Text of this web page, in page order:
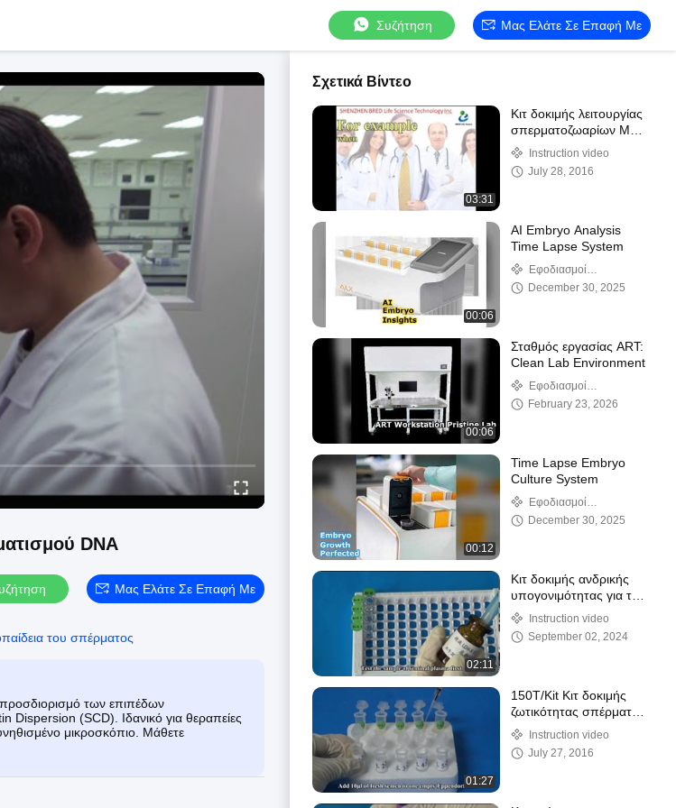
Συζήτηση Μας Ελάτε Σε Επαφή Με
DNA
Μας Ελάτε Σε Επαφή Με
του σπέρματος
των επιπέδων
(SCD). Ιδανικό για θεραπείες
μικροσκόπιο. Μάθετε
Σχετικά Βίντεο
03:31
Κιτ δοκιμής λειτουργίας
σπερματοζωαρίων MAR
Coating Antibody
Instruction video
July 28, 2016
00:06
AI Embryo Analysis
Time Lapse System
Εφοδιασμοί
Εργαστηρίου ΓΓΔ
December 30, 2025
00:06
Σταθμός εργασίας ART:
Clean Lab Environment
Εφοδιασμοί
Εργαστηρίου ΓΓΔ
February 23, 2026
00:12
Time Lapse Embryo
Culture System
Εφοδιασμοί
Εργαστηρίου ΓΓΔ
December 30, 2025
02:11
Κιτ δοκιμής ανδρικής
υπογονιμότητας για το
επίπεδο LDH-X (LDH-
C4) στο σπέρμα
Instruction video
September 02, 2024
01:27
150T/Kit Κιτ δοκιμής
ζωτικότητας σπέρματος
Μέθοδος χρώσης
ηωσίνης Nigrosin
Instruction video
July 27, 2016